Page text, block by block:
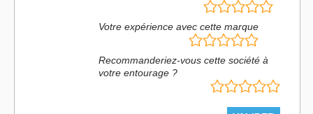
Votre expérience avec cette marque
Recommanderiez-vous cette société à
votre entourage ?